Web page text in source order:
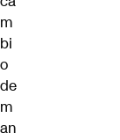
m
bi
o
de
m
an